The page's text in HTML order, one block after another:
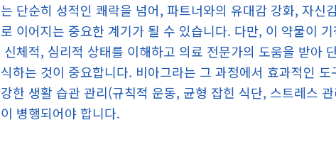
단순히 성적인 쾌락을 넘어, 파트너와의 유대감 강화, 자신
이어지는 중요한 계기가 될 수 있습니다. 다만, 이 약물이
신체적, 심리적 상태를 이해하고 의료 전문가의 도움을 받아
하는 것이 중요합니다. 비아그라는 그 과정에서 효과적인
한 생활 습관 관리(규칙적 운동, 균형 잡힌 식단, 스트레스
병행되어야 합니다.